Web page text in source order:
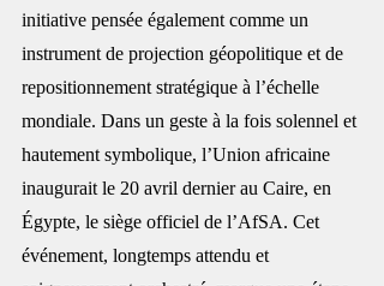
initiative pensée également comme un
instrument de projection géopolitique et de
repositionnement stratégique à l’échelle
mondiale. Dans un geste à la fois solennel et
hautement symbolique, l’Union africaine
inaugurait le 20 avril dernier au Caire, en
Égypte, le siège officiel de l’AfSA. Cet
événement, longtemps attendu et